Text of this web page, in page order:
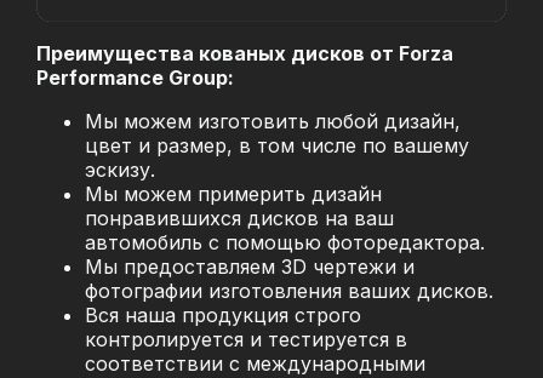
Преимущества кованых дисков от Forza
Performance Group:
Мы можем изготовить любой дизайн,
цвет и размер, в том числе по вашему
эскизу.
Мы можем примерить дизайн
понравившихся дисков на ваш
автомобиль с помощью фоторедактора.
Мы предоставляем 3D чертежи и
фотографии изготовления ваших дисков.
Вся наша продукция строго
контролируется и тестируется в
соответствии с международными